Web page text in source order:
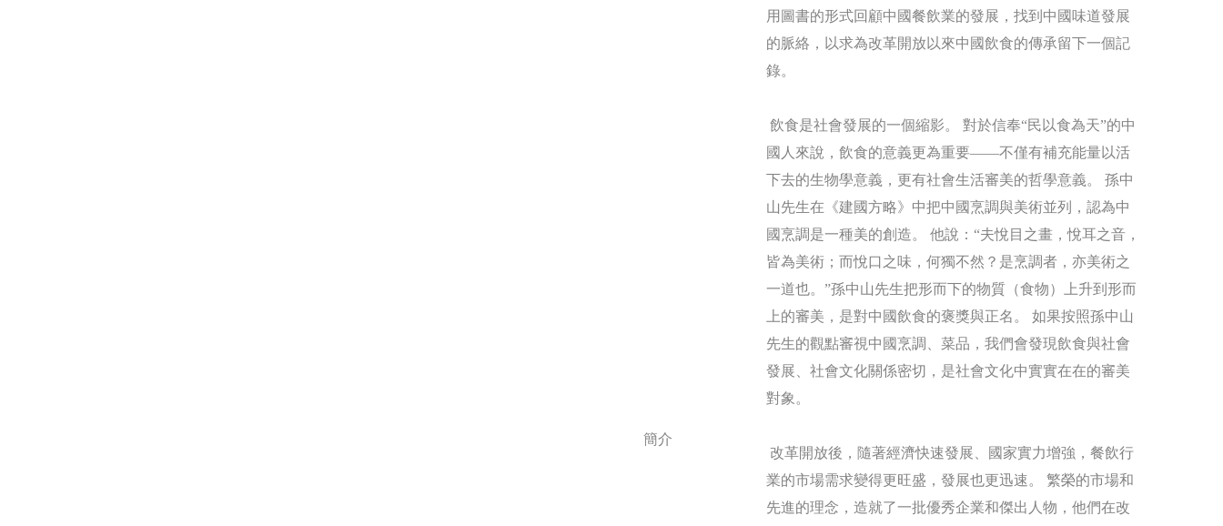
簡介
用圖書的形式回顧中國餐飲業的發展，找到中國味道發展
的脈絡，以求為改革開放以來中國飲食的傳承留下一個記
錄。
飲食是社會發展的一個縮影。 對於信奉“民以食為天”的中
國人來說，飲食的意義更為重要——不僅有補充能量以活
下去的生物學意義，更有社會生活審美的哲學意義。 孫中
山先生在《建國方略》中把中國烹調與美術並列，認為中
國烹調是一種美的創造。 他說：“夫悅目之畫，悅耳之音，
皆為美術；而悅口之味，何獨不然？是烹調者，亦美術之
一道也。”孫中山先生把形而下的物質（食物）上升到形而
上的審美，是對中國飲食的褒獎與正名。 如果按照孫中山
先生的觀點審視中國烹調、菜品，我們會發現飲食與社會
發展、社會文化關係密切，是社會文化中實實在在的審美
對象。
改革開放後，隨著經濟快速發展、國家實力增強，餐飲行
業的市場需求變得更旺盛，發展也更迅速。 繁榮的市場和
先進的理念，造就了一批優秀企業和傑出人物，他們在改